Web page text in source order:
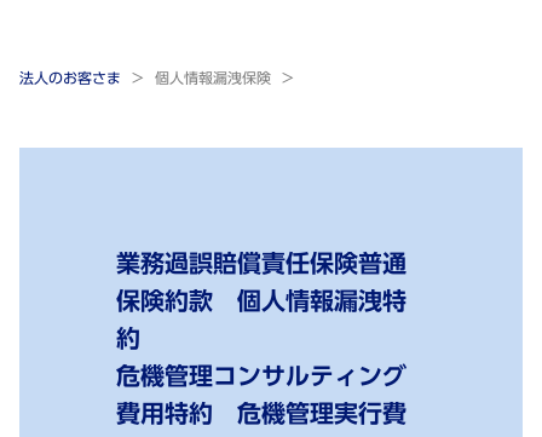
法人のお客さま 個人情報漏洩保険
業務過誤賠償責任保険普通
保険約款 個人情報漏洩特
約
危機管理コンサルティング
費用特約 危機管理実行費